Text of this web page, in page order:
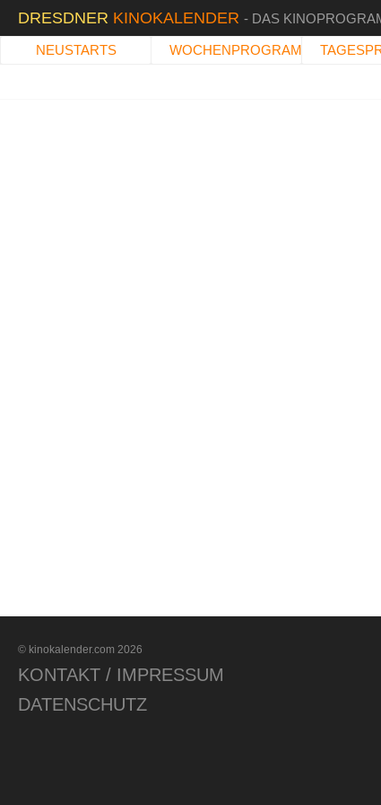
DRESDNER KINOKALENDER - DAS
NEUSTARTS WOCHENPROGRAMM
© kinokalender.com 2026
KONTAKT / IMPRESSUM
DATENSCHUTZ